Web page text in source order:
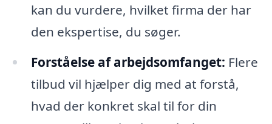
kan du vurdere, hvilket firma der har
den ekspertise, du søger.
Forståelse af arbejdsomfanget: Flere
tilbud vil hjælper dig med at forstå,
hvad der konkret skal til for din